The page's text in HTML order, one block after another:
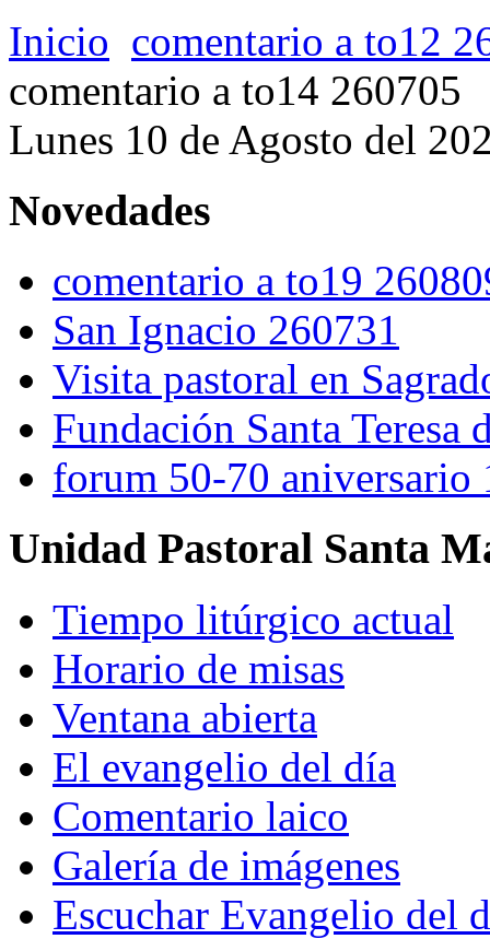
Inicio comentario a to12
comentario a to14 260705
Lunes 10 de Agosto del
Novedades
comentario a to19
San Ignacio 260731
Visita pastoral en
Fundación Santa Teresa
forum 50-70 aniversario
Unidad Pastoral Santa
Tiempo litúrgico actual
Horario de misas
Ventana abierta
El evangelio del día
Comentario laico
Galería de imágenes
Escuchar Evangelio del